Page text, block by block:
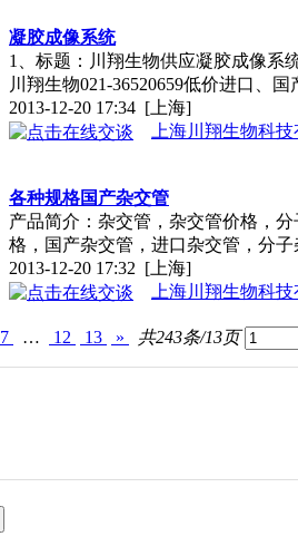
凝胶成像系统
1、标题：川翔生物供应凝胶成像系
川翔生物021-36520659低价进口、国
2013-12-20 17:34 [上海]
上海川翔生物科技
各种规格国产杂交管
产品简介：杂交管，杂交管价格，
格，国产杂交管，进口杂交管，分子
2013-12-20 17:32 [上海]
上海川翔生物科技
7 … 12 13 » 共243条/13页